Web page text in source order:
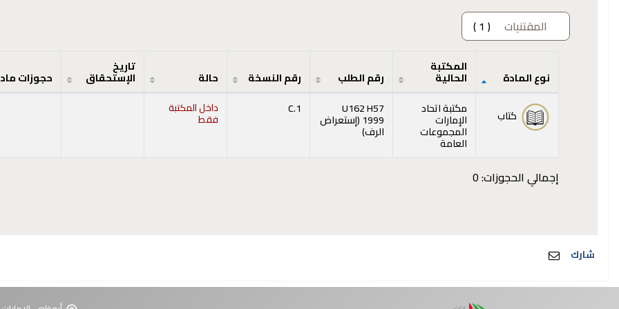
المقتنيات ( 1 )
المقتنيات
نوع المادة
المكتبة
الحالية رقم الطلب رقم النسخة حالة
تاريخ
الإستحقاق حجوزات
كتاب مكتبة اتحاد
الإمارات
المجموعات
العامة
U162 H57
1999 ( إستعراض
الرف(يفتح أدناه)
)
C.1 داخل المكتبة
فقط
إجمالي الحجوزات: 0
شارك